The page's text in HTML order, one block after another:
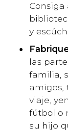
y
las
familia,
amigos,
viaje,
fútbol o
su hijo